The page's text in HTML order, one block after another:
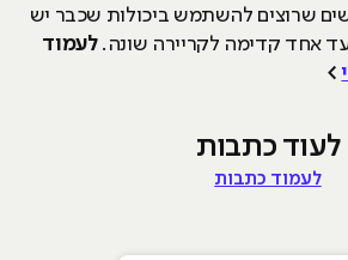
שרוצים להשתמש ביכולות שכבר יש
אחד קדימה לקריירה שונה.לעמוד
>
לעוד כתבות
לעמוד כתבות